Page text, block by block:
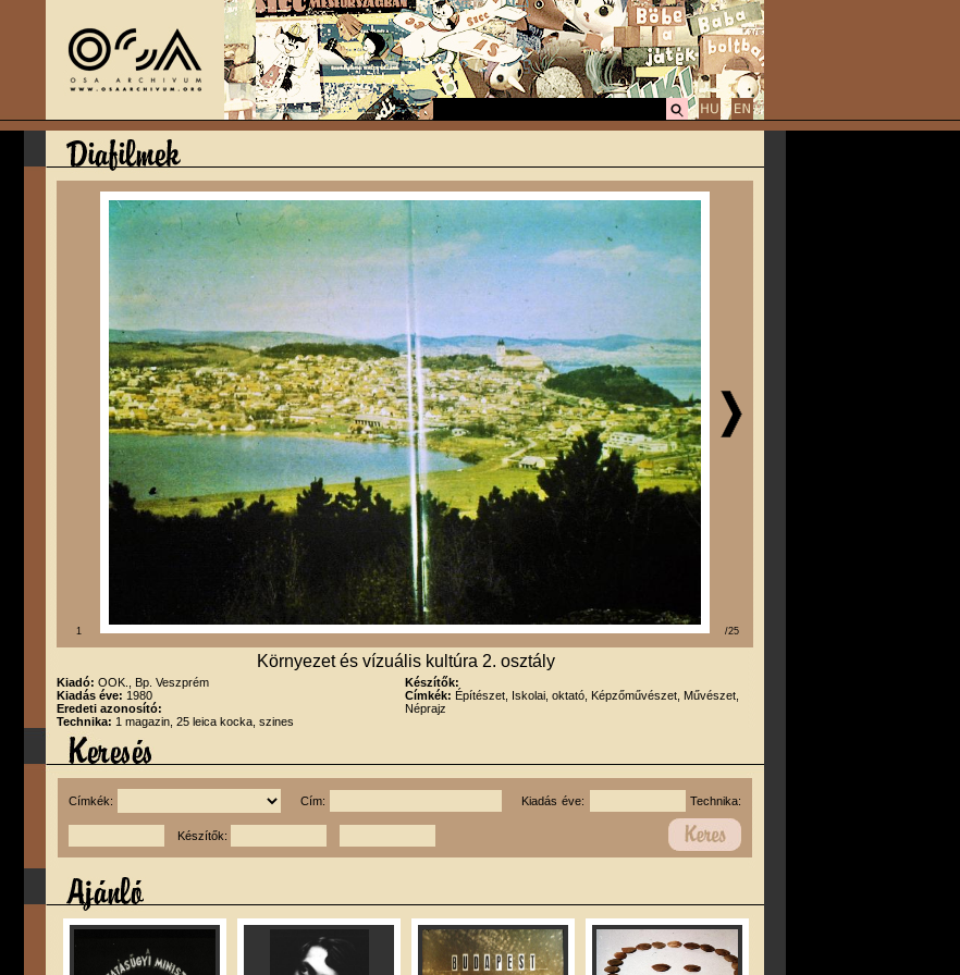
1 /25
Környezet és vízuális kultúra 2. osztály
Kiadó: OOK., Bp. Veszprém
Kiadás éve: 1980
Eredeti azonosító:
Technika: 1 magazin, 25 leica kocka, szines
Készítők:
Címkék: Építészet, Iskolai, oktató, Képzőművészet, Művészet,
Néprajz
Címkék: Cím: Kiadás éve: Technika:
Készítők: